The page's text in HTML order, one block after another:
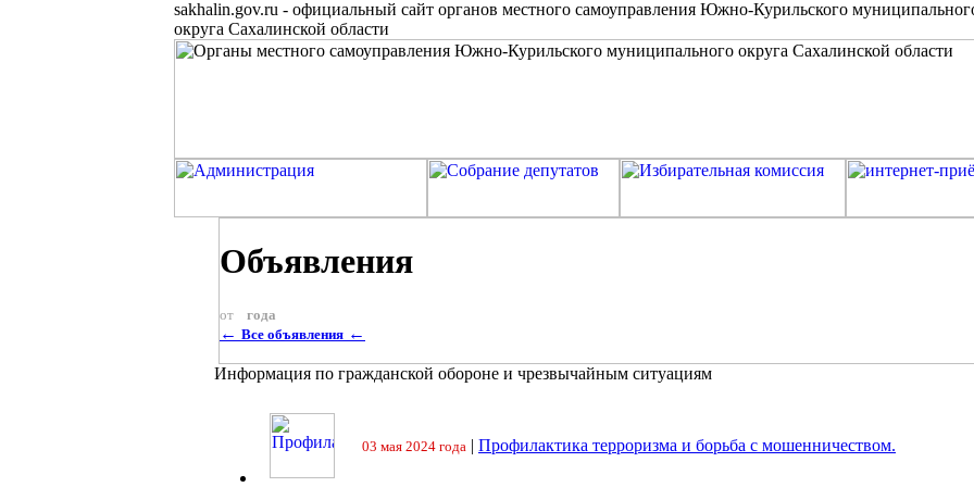
sakhalin.gov.ru - официальный сайт органов местного самоуправления Южно-Курильского
округа Сахалинской области
Объявления
от года
← Все объявления ←
Информация по гражданской обороне и чрезвычайным ситуациям
03 мая 2024 года | Профилактика терроризма и борьба с мошенничеством.